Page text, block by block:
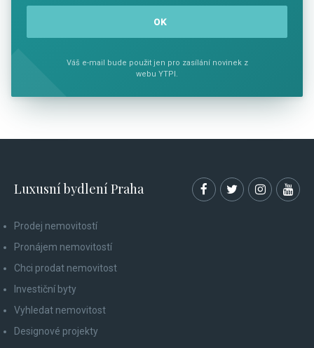
Váš e-mail bude použit jen pro zasílání novinek z
webu YTPI.
Luxusní bydlení Praha
Prodej nemovitostí
Pronájem nemovitostí
Chci prodat nemovitost
Investiční byty
Vyhledat nemovitost
Designové projekty